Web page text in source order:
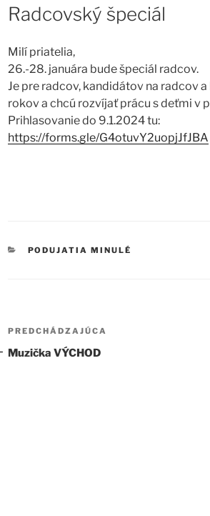
Radcovský špeciál
Milí priatelia,
26.-28. januára bude špeciál radcov.
Je pre radcov, kandidátov na radcov
rokov a chcú rozvíjať prácu s deťmi v
Prihlasovanie do 9.1.2024 tu:
https://forms.gle/G4otuvY2uopjJfJBA
KATEGÓRIE
PODUJATIA MINULÉ
Navigácia
v
Predchádzajúci
článok
PREDCHÁDZAJÚCA
Muzička VÝCHOD